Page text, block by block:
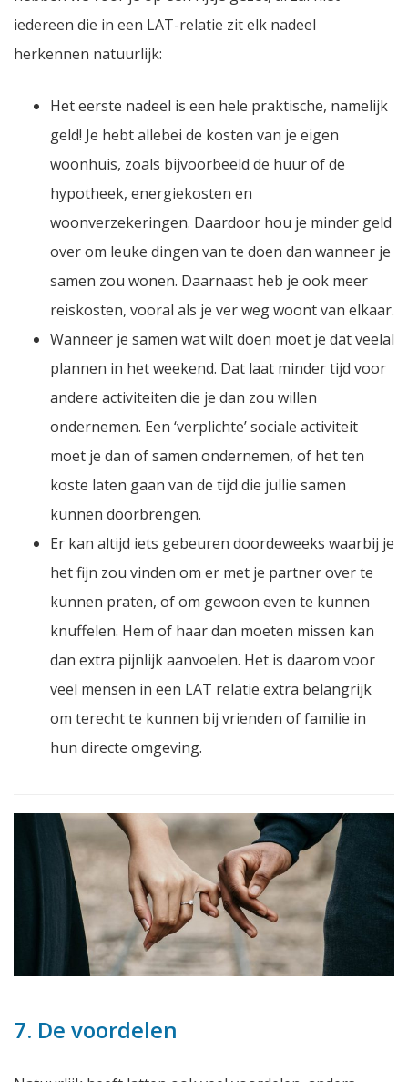
iedereen die in een LAT-relatie zit elk nadeel
herkennen natuurlijk:
Het eerste nadeel is een hele praktische, namelijk
geld! Je hebt allebei de kosten van je eigen
woonhuis, zoals bijvoorbeeld de huur of de
hypotheek, energiekosten en
woonverzekeringen. Daardoor hou je minder geld
over om leuke dingen van te doen dan wanneer je
samen zou wonen. Daarnaast heb je ook meer
reiskosten, vooral als je ver weg woont van elkaar.
Wanneer je samen wat wilt doen moet je dat veelal
plannen in het weekend. Dat laat minder tijd voor
andere activiteiten die je dan zou willen
ondernemen. Een ‘verplichte’ sociale activiteit
moet je dan of samen ondernemen, of het ten
koste laten gaan van de tijd die jullie samen
kunnen doorbrengen.
Er kan altijd iets gebeuren doordeweeks waarbij je
het fijn zou vinden om er met je partner over te
kunnen praten, of om gewoon even te kunnen
knuffelen. Hem of haar dan moeten missen kan
dan extra pijnlijk aanvoelen. Het is daarom voor
veel mensen in een LAT relatie extra belangrijk
om terecht te kunnen bij vrienden of familie in
hun directe omgeving.
7. De voordelen